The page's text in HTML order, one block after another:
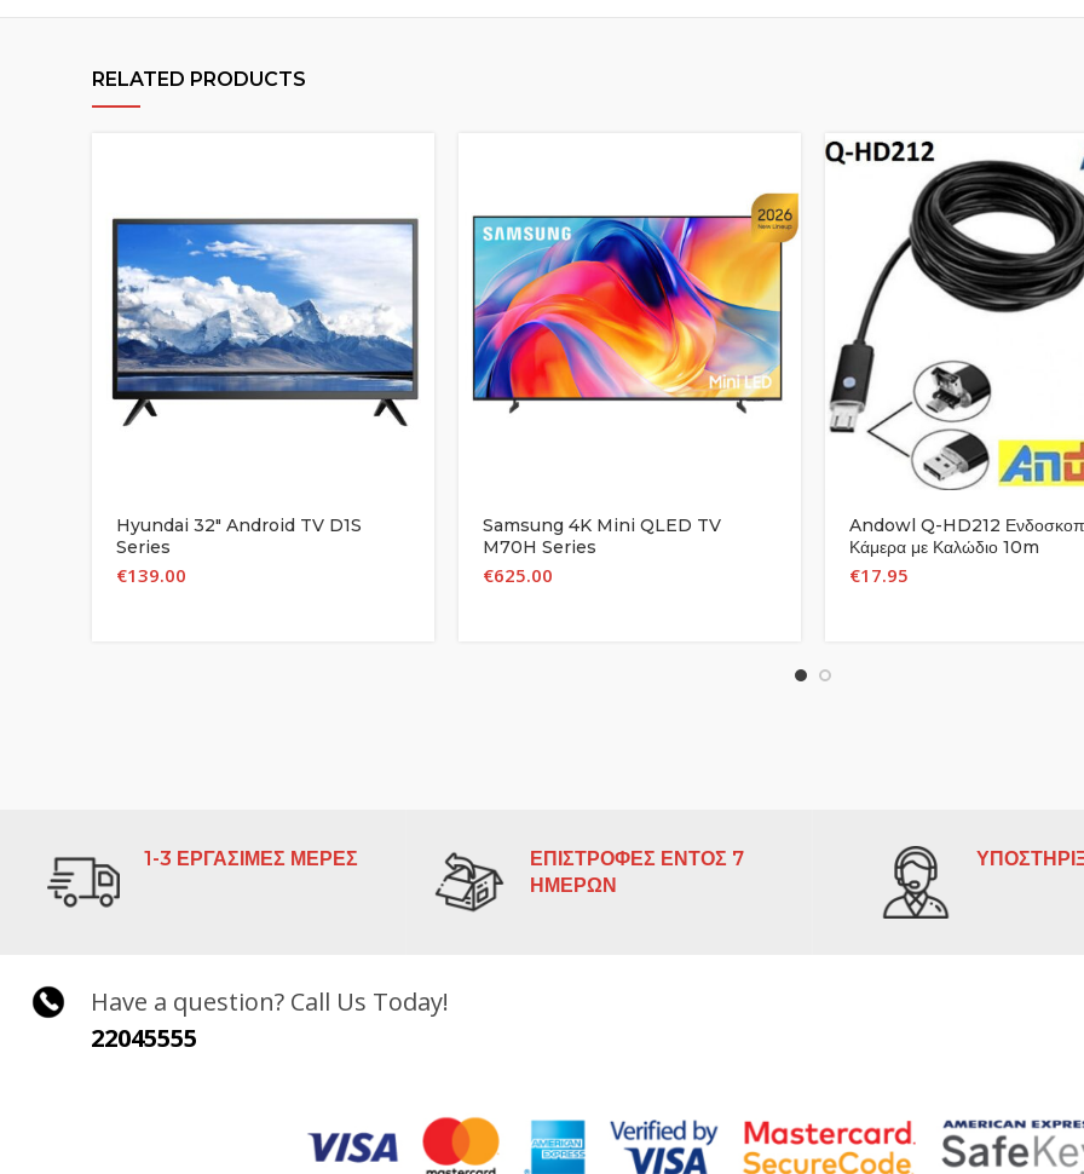
RELATED PRODUCTS
Hyundai 32″ Android TV D1S
Series
€139.00
Samsung 4K Mini QLED TV
M70H Series
€625.00
Andowl Q-HD212
Κάμερα με Καλώδιο 10m
€17.95
1-3 ΕΡΓΑΣΙΜΕΣ ΜΕΡΕΣ
ΕΠΙΣΤΡΟΦΕΣ ΕΝΤΟΣ 7
ΗΜΕΡΩΝ
Have a question? Call Us Today!
22045555